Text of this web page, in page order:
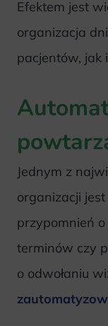
Efektem jest
organizacja
pacjentów, jak
Jednym z
organizacji
przypomnień
terminów czy
o odwołaniu